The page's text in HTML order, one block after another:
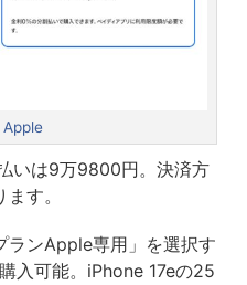
Apple
いは9万9800円。決済方
す。
ランApple専用」を選択す
入可能。iPhone 17eの25